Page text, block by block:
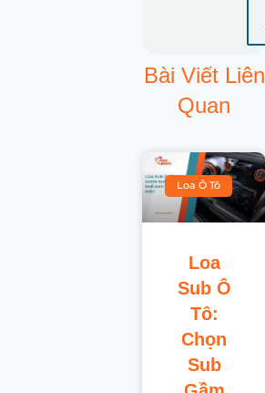
Bài Viết Liên
Quan
Loa Ô Tô
Loa
Sub Ô
Tô:
Chọn
Sub